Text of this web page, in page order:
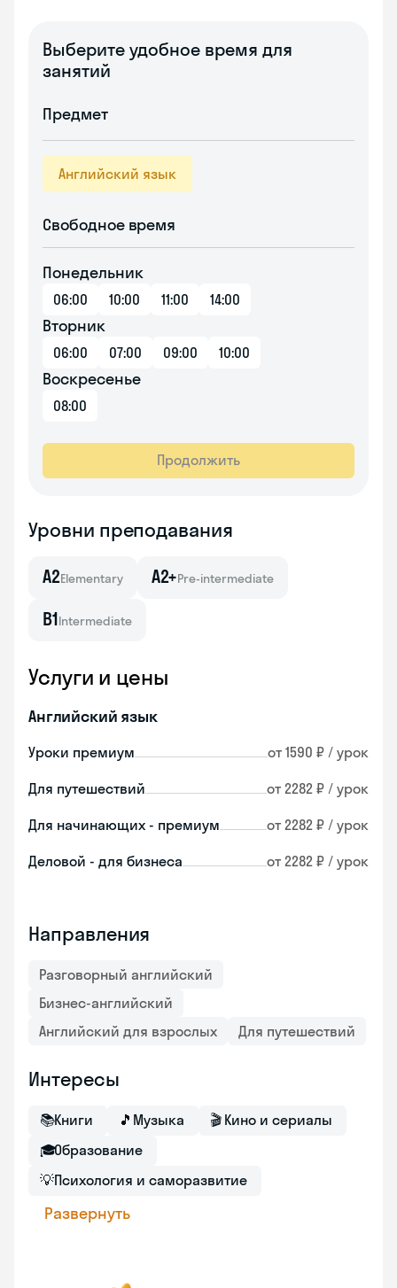
Выберите удобное время для
занятий
Предмет
Английский язык
Свободное время
Понедельник
06:00 10:00 11:00 14:00
Вторник
06:00 07:00 09:00 10:00
Воскресенье
08:00
Продолжить
Уровни преподавания
A2Elementary A2+Pre-intermediate
B1Intermediate
Услуги и цены
Английский язык
Уроки премиум от 1590 ₽ / урок
Для путешествий от 2282 ₽ / урок
Для начинающих - премиум от 2282 ₽ / урок
Деловой - для бизнеса от 2282 ₽ / урок
Направления
Разговорный английский
Бизнес-английский
Английский для взрослых
Для путешествий
Интересы
📚Книги 🎵 Музыка 🎬 Кино и сериалы
🎓Образование
💡Психология и саморазвитие
Развернуть